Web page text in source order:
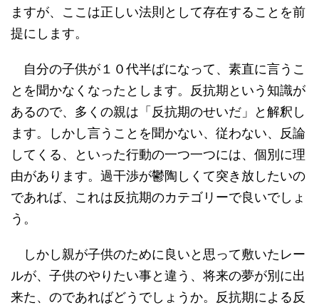
ますが、ここは正しい法則として存在することを前
提にします。
自分の子供が１０代半ばになって、素直に言うこ
とを聞かなくなったとします。反抗期という知識が
あるので、多くの親は「反抗期のせいだ」と解釈し
ます。しかし言うことを聞かない、従わない、反論
してくる、といった行動の一つ一つには、個別に理
由があります。過干渉が鬱陶しくて突き放したいの
であれば、これは反抗期のカテゴリーで良いでしょ
う。
しかし親が子供のために良いと思って敷いたレー
ルが、子供のやりたい事と違う、将来の夢が別に出
来た、のであればどうでしょうか。反抗期による反